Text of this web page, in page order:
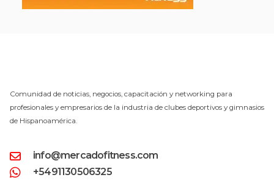
Comunidad de noticias, negocios, capacitación y networking para
profesionales y empresarios de la industria de clubes deportivos y gimnasios
de Hispanoamérica.
info@mercadofitness.com
+5491130506325